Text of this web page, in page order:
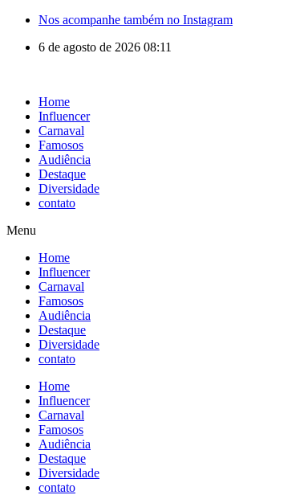
Nos acompanhe também no Instagram
6 de agosto de 2026 08:11
Home
Influencer
Carnaval
Famosos
Audiência
Destaque
Diversidade
contato
Menu
Home
Influencer
Carnaval
Famosos
Audiência
Destaque
Diversidade
contato
Home
Influencer
Carnaval
Famosos
Audiência
Destaque
Diversidade
contato